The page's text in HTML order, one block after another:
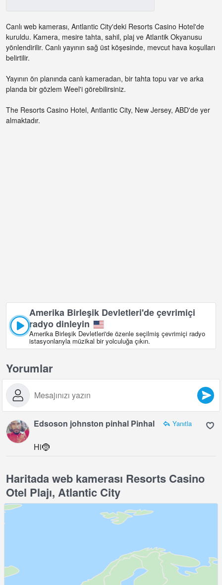
Canlı web kamerası, Antlantic City'deki Resorts Casino Hotel'de
kuruldu. Kamera, mesire tahta, sahil, plaj ve Atlantik Okyanusu
yönlendirilir. Canlı yayının sağ üst köşesinde, mevcut hava koşulları
belirtilir.
Yayının ön planında canlı kameradan, bir tahta topu var ve arka
planda bir gözlem Weel'i görebilirsiniz.
The Resorts Casino Hotel, Antlantic City, New Jersey, ABD'de yer
almaktadır.
Amerika Birleşik Devletleri'de çevrimiçi
radyo dinleyin
Amerika Birleşik Devletleri'de özenle seçilmiş çevrimiçi radyo
istasyonlarıyla müzikal bir yolculuğa çıkın.
Yorumlar
Edsoson johnston pinhal Pinhal Yanıtla
Hi🤶
Haritada web kamerası Resorts Casino
Otel Plajı, Atlantic City